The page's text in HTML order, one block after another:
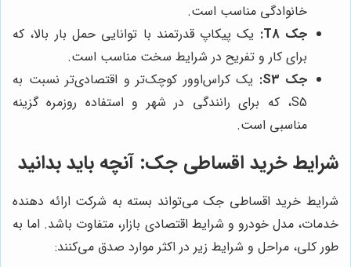
خانوادگی مناسب است.
جک T8:
یک پیکاپ قدرتمند با توانایی حمل بار بالا، که
برای کار و تفریح در شرایط سخت مناسب است.
جک S3:
یک کراس‌اوور کوچک‌تر و اقتصادی‌تر نسبت به
S5، که برای رانندگی در شهر و استفاده روزمره گزینه
مناسبی است.
شرایط خرید اقساطی جک: آنچه باید بدانید
شرایط خرید اقساطی جک می‌تواند بسته به شرکت ارائه دهنده
خدمات، مدل خودرو و شرایط اقتصادی بازار، متفاوت باشد. اما به
طور کلی، مراحل و شرایط زیر در اکثر موارد صدق می‌کنند: